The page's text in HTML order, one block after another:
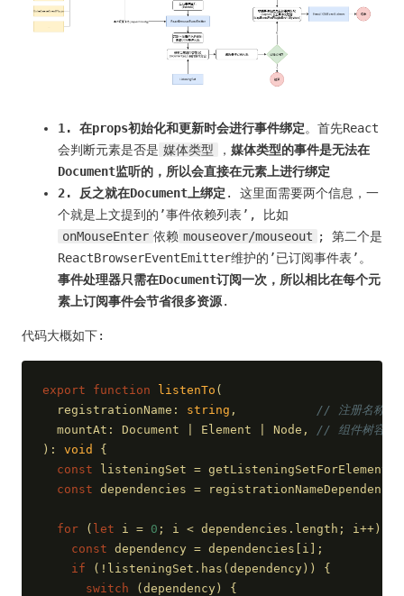
1. 在props初始化和更新时会进行事件绑定。首先React
会判断元素是否是 媒体类型 ， 媒体类型的事件是无法在
Document监听的，所以会直接在元素上进行绑定
2. 反之就在Document上绑定 . 这里面需要两个信息，一
个就是上文提到的’事件依赖列表’, 比如
onMouseEnter 依赖 mouseover/mouseout ; 第二个是
ReactBrowserEventEmitter维护的’已订阅事件表’。
事件处理器只需在Document订阅一次，所以相比在每个元
素上订阅事件会节省很多资源.
代码大概如下:
export function listenTo (
  registrationName:
string ,
// 注册名称，
  mountAt: Document | Element | Node,
// 组件树容器
): void
{
const listeningSet =
const dependencies =
for ( let i = 0 ; i < dependencies.length; i++) {
const dependency = dependencies[i];
if
switch (dependency) {